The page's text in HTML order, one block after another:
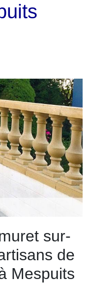
sur-
de
Mespuits